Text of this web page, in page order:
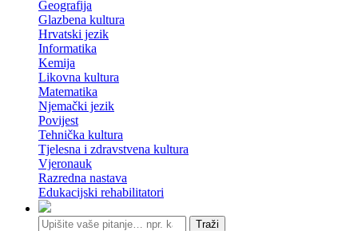
Geografija
Glazbena kultura
Hrvatski jezik
Informatika
Kemija
Likovna kultura
Matematika
Njemački jezik
Povijest
Tehnička kultura
Tjelesna i zdravstvena kultura
Vjeronauk
Razredna nastava
Edukacijski rehabilitatori
Traži